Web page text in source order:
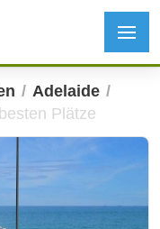
Adelaide
Plätze